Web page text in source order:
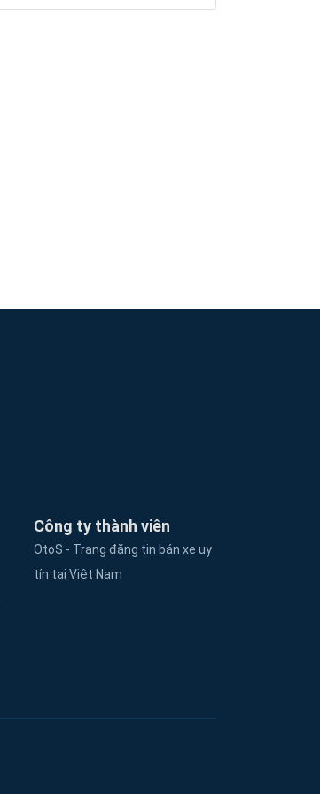
Công ty thành viên
OtoS - Trang đăng tin bán xe uy
tín tại Việt Nam